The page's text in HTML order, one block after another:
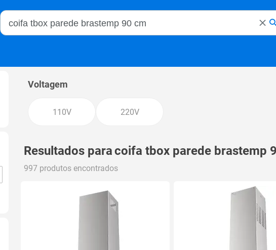
Buscar no Magalu
Voltagem
110V 220V
Resultados paracoifa tbox parede brastemp
997 produtos encontrados